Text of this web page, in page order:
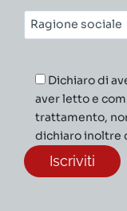
Ragione
sociale*
Dichiaro di
aver letto e
trattamento,
dichiaro inoltre